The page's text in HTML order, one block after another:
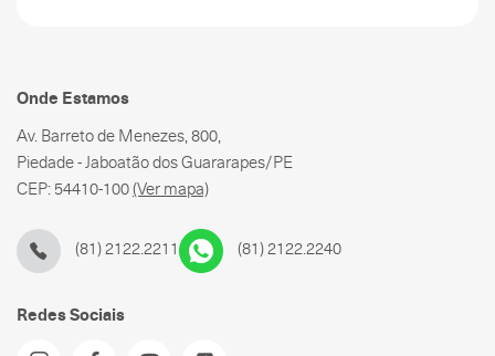
Onde Estamos
Av. Barreto de Menezes, 800,
Piedade - Jaboatão dos Guararapes/PE
CEP: 54410-100(Ver mapa)
Redes Sociais
(81) 2122.2211 (81) 2122.2240